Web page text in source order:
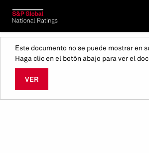
Este documento no se puede mostrar en
Haga clic en el botón abajo para ver el
VER